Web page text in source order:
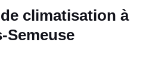
climatisation à
Semeuse